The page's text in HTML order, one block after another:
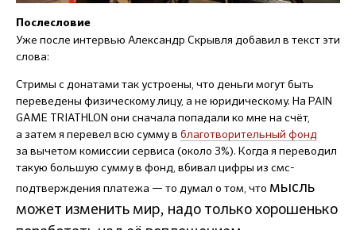
Послесловие
Уже после интервью Александр Скрывля добавил в текст эти
слова:
Стримы с донатами так устроены, что деньги могут быть
переведены физическому лицу, а не юридическому. На PAIN
GAME TRIATHLON они сначала попадали ко мне на счёт,
а затем я перевел всю сумму в благотворительный фонд
за вычетом комиссии сервиса (около 3%). Когда я переводил
такую большую сумму в фонд, вбивал цифры из смс-
подтверждения платежа — то думал о том, что мысль
может изменить мир, надо только хорошенько